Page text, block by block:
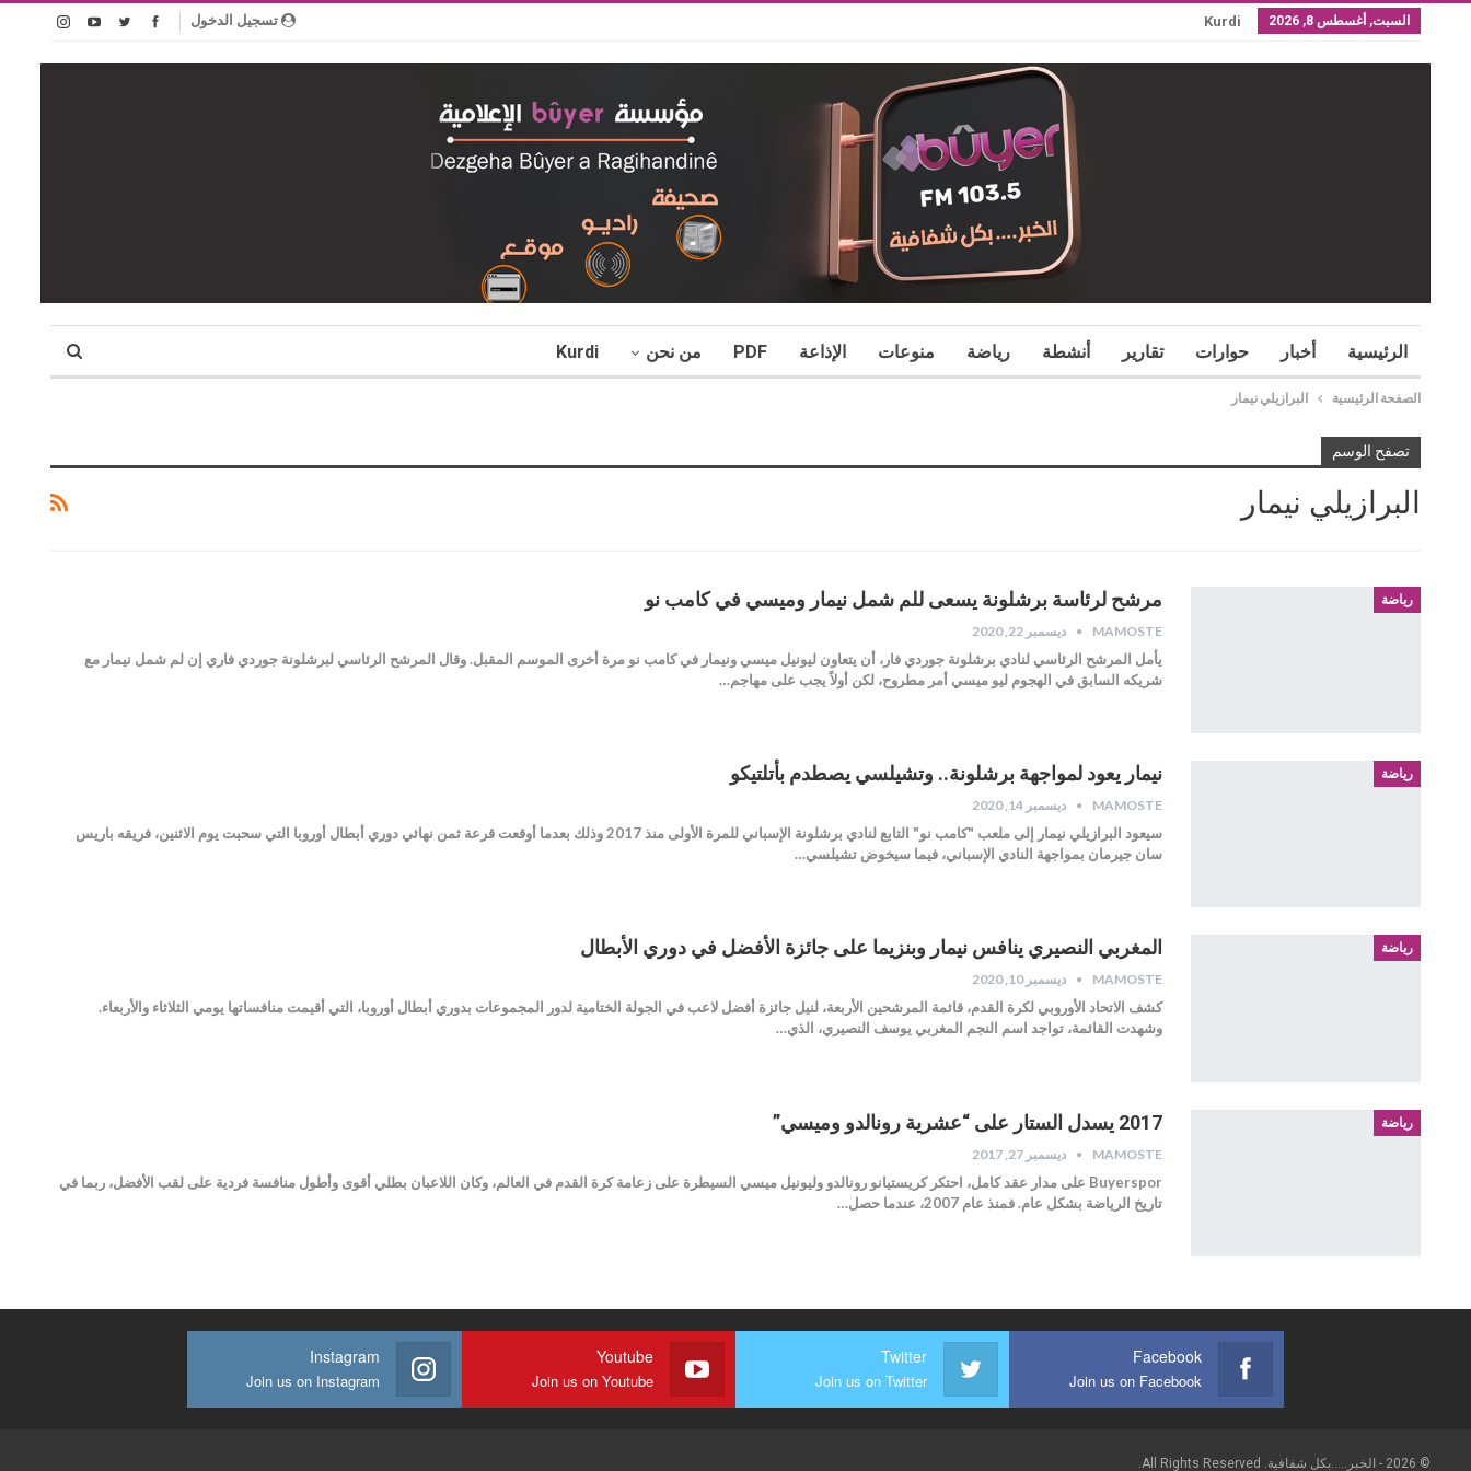
تسجيل الدخول السبت, أغسطس 8, 2026 Kurdi
الرئيسية أخبار حوارات تقارير أنشطة رياضة منوعات الإذاعة PDF من نحن Kurdi
الصفحة الرئيسية البرازيلي نيمار
تصفح الوسم
البرازيلي نيمار
رياضة مرشح لرئاسة برشلونة يسعى للم شمل نيمار وميسي في كامب نو
MAMOSTE ديسمبر 22, 2020
يأمل المرشح الرئاسي لنادي برشلونة جوردي فار، أن يتعاون ليونيل ميسي ونيمار في كامب نو مرة أخرى الموسم المقبل. وقال المرشح الرئاسي لبرشلونة جوردي فاري إن لم شمل نيمار مع
شريكه السابق في الهجوم ليو ميسي أمر مطروح، لكن أولاً يجب على مهاجم…
رياضة نيمار يعود لمواجهة برشلونة.. وتشيلسي يصطدم بأتلتيكو
MAMOSTE ديسمبر 14, 2020
سيعود البرازيلي نيمار إلى ملعب "كامب نو" التابع لنادي برشلونة الإسباني للمرة الأولى منذ 2017 وذلك بعدما أوقعت قرعة ثمن نهائي دوري أبطال أوروبا التي سحبت يوم الاثنين، فريقه باريس
سان جيرمان بمواجهة النادي الإسباني، فيما سيخوض تشيلسي…
رياضة المغربي النصيري ينافس نيمار وبنزيما على جائزة الأفضل في دوري الأبطال
MAMOSTE ديسمبر 10, 2020
كشف الاتحاد الأوروبي لكرة القدم، قائمة المرشحين الأربعة، لنيل جائزة أفضل لاعب في الجولة الختامية لدور المجموعات بدوري أبطال أوروبا، التي أقيمت منافساتها يومي الثلاثاء والأربعاء.
وشهدت القائمة، تواجد اسم النجم المغربي يوسف النصيري، الذي…
رياضة 2017 يسدل الستار على “عشرية رونالدو وميسي”
MAMOSTE ديسمبر 27, 2017
Buyerspor على مدار عقد كامل، احتكر كريستيانو رونالدو وليونيل ميسي السيطرة على زعامة كرة القدم في العالم، وكان اللاعبان بطلي أقوى وأطول منافسة فردية على لقب الأفضل، ربما في
تاريخ الرياضة بشكل عام. فمنذ عام 2007، عندما حصل…
Facebook
Join us on Facebook
Twitter
Join us on Twitter
Youtube
Join us on Youtube
Instagram
Join us on Instagram
© 2026 - الخبر.....بكل شفافية. All Rights Reserved.